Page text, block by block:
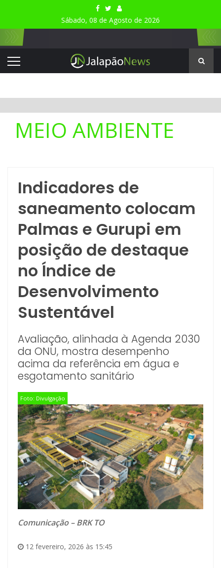
Sábado, 08 de Agosto de 2026
MEIO AMBIENTE
Indicadores de
saneamento colocam
Palmas e Gurupi em
posição de destaque
no Índice de
Desenvolvimento
Sustentável
Avaliação, alinhada à Agenda 2030
da ONU, mostra desempenho
acima da referência em água e
esgotamento sanitário
Foto: Divulgação
Comunicação – BRK TO
12 fevereiro, 2026 às 15:45